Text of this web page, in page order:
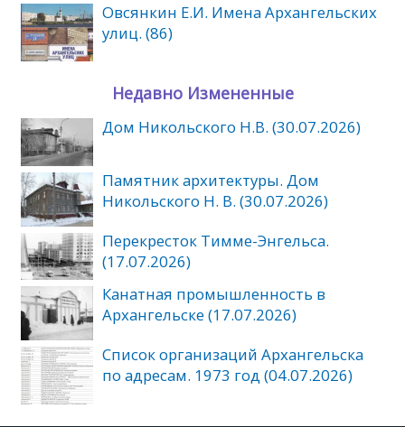
Овсянкин Е.И. Имена Архангельских
улиц. (86)
Недавно Измененные
Дом Никольского Н.В. (30.07.2026)
Памятник архитектуры. Дом
Никольского Н. В. (30.07.2026)
Перекресток Тимме-Энгельса.
(17.07.2026)
Канатная промышленность в
Архангельске (17.07.2026)
Список организаций Архангельска
по адресам. 1973 год (04.07.2026)